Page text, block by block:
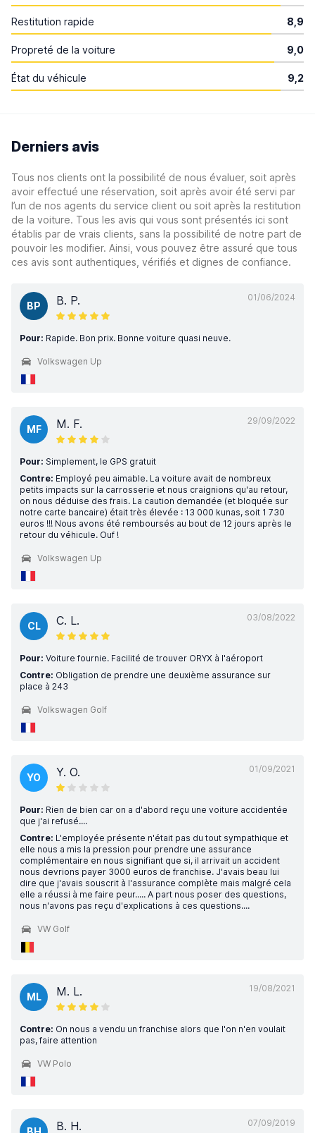
Restitution rapide 8,9
Propreté de la voiture 9,0
État du véhicule 9,2
Derniers avis
Tous nos clients ont la possibilité de nous évaluer, soit après
avoir effectué une réservation, soit après avoir été servi par
l’un de nos agents du service client ou soit après la restitution
de la voiture. Tous les avis qui vous sont présentés ici sont
établis par de vrais clients, sans la possibilité de notre part de
pouvoir les modifier. Ainsi, vous pouvez être assuré que tous
ces avis sont authentiques, vérifiés et dignes de confiance.
01/06/2024
BP B. P.
Pour: Rapide. Bon prix. Bonne voiture quasi neuve.
Volkswagen Up
29/09/2022
MF M. F.
Pour: Simplement, le GPS gratuit
Contre: Employé peu aimable. La voiture avait de nombreux
petits impacts sur la carrosserie et nous craignions qu'au retour,
on nous déduise des frais. La caution demandée (et bloquée sur
notre carte bancaire) était très élevée : 13 000 kunas, soit 1 730
euros !!! Nous avons été remboursés au bout de 12 jours après le
retour du véhicule. Ouf !
Volkswagen Up
03/08/2022
CL C. L.
Pour: Voiture fournie. Facilité de trouver ORYX à l'aéroport
Contre: Obligation de prendre une deuxième assurance sur
place à 243
Volkswagen Golf
01/09/2021
YO Y. O.
Pour: Rien de bien car on a d'abord reçu une voiture accidentée
que j'ai refusé....
Contre: L'employée présente n'était pas du tout sympathique et
elle nous a mis la pression pour prendre une assurance
complémentaire en nous signifiant que si, il arrivait un accident
nous devrions payer 3000 euros de franchise. J'avais beau lui
dire que j'avais souscrit à l'assurance complète mais malgré cela
elle a réussi à me faire peur..... A part nous poser des questions,
nous n'avons pas reçu d'explications à ces questions....
VW Golf
19/08/2021
ML M. L.
Contre: On nous a vendu un franchise alors que l'on n'en voulait
pas, faire attention
VW Polo
07/09/2019
B. H.